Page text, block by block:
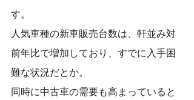
す。
人気車種の新車販売台数は、軒並み対
前年比で増加しており、すでに入手困
難な状況だとか。
同時に中古車の需要も高まっていると